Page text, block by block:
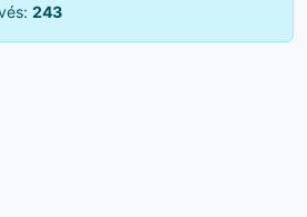
243